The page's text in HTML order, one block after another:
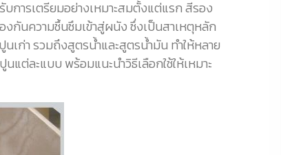
การเตรียมอย่างเหมาะสมตั้งแต่แรก สีรอง
กันความชื้นซึมเข้าสู่ผนัง ซึ่งเป็นสาเหตุหลัก
เก่า รวมถึงสูตรน้ำและสูตรน้ำมัน ทำให้หลาย
แต่ละแบบ พร้อมแนะนำวิธีเลือกใช้ให้เหมาะ